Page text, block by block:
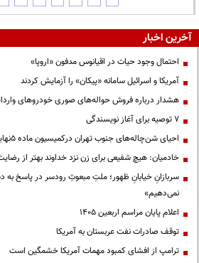
آخرین اخبار
احتمال وجود حیات در اقیانوس مدفون «اروپا»
آمریکا و اسرائیل سامانه «پیکان» را آزمایش کردند
هشدار درباره فروش حواله‌های صوری خودروهای
۷ توصیه برای آغاز نویسندگی
احیای شن‌چاله‌های جنوب تهران درکمیسیون ماده ۵نهایی شد
خادمیان: هیچ شفیعی برای زن نزد خداوند بهتر از
سربازانِ خیابانِ ظهور؛ ملتِ مبعوثِ رودسر در پاسخ به
نمی‌دهیم»
اعلام پایان مراسم اربعین ۱۴۰۵
توقف صادرات نفت عربستان به آمریکا
ترامپ از افشای کمبود مهمات آمریکا خشمگین است